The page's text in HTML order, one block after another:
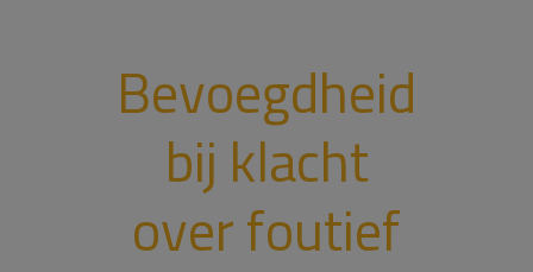
Bevoegdheid
bij klacht
over foutief